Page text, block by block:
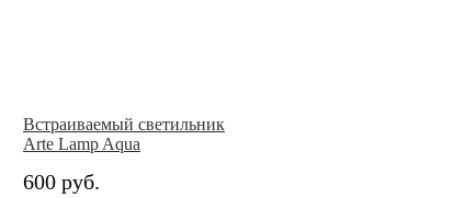
Встраиваемый светильник
Arte Lamp Aqua
600 руб.